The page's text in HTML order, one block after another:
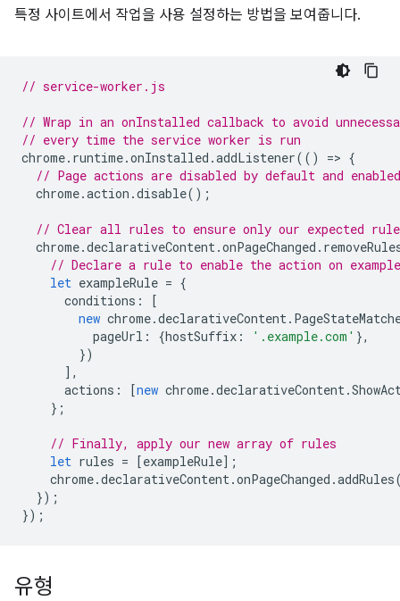
특정 사이트에서 작업을 사용 설정하는 방법을 보여줍니다.
// service-worker.js
// Wrap in an onInstalled callback to avoid
// every time the service worker is run
chrome. runtime.onInstalled .addListener(() => {
// Page actions are disabled by default and
chrome.action .disable();
// Clear all rules to ensure only our expected
chrome.declarativeContent.onPageChanged .
// Declare a rule to enable the action on
let exampleRule = {
conditions :
[
new chrome.declarativeContent.
pageUrl : {hostSuffix : '.example.com' },
})
],
actions : [new chrome.declarativeContent.
};
// Finally, apply our new array of rules
let rules = [exampleRule];
chrome.declarativeContent.onPageChanged .addRules
});
});
유형